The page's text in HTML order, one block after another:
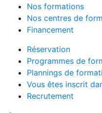
Nos formations
Nos centres de
Financement
Réservation
Programmes de
Plannings de
Vous êtes inscrit
Recrutement